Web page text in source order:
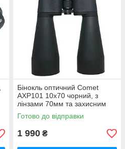
Бінокль оптичний Comet
AXP101 10x70 чорний, з
лінзами 70мм та захисним
кейсом GoodPlace -worry-
free-shopping-
Готово до відправки
1 990 ₴